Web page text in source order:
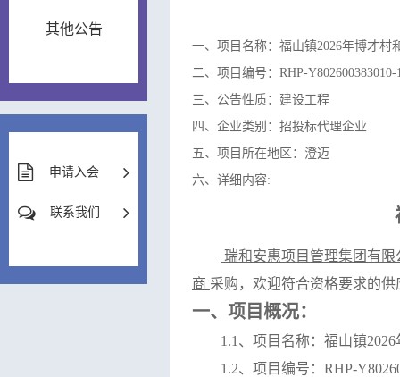
其他公告
申请入会
联系我们
一、项目名称：福山镇2026年博才村
二、项目编号：RHP-Y802600383010-
三、公告性质：建设工程
四、企业类别：招投标代理企业
五、项目所在地区：澄迈
六、详细内容:
瑞和安惠项目管理集团有限
商 采购，欢迎符合资格要求的
一、项目概况：
1.1、 项目名称： 福山镇
1.2、项目编号： RHP-